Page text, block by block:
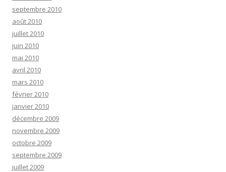
septembre 2010
août 2010
juillet 2010
juin 2010
mai 2010
avril 2010
mars 2010
février 2010
janvier 2010
décembre 2009
novembre 2009
octobre 2009
septembre 2009
juillet 2009